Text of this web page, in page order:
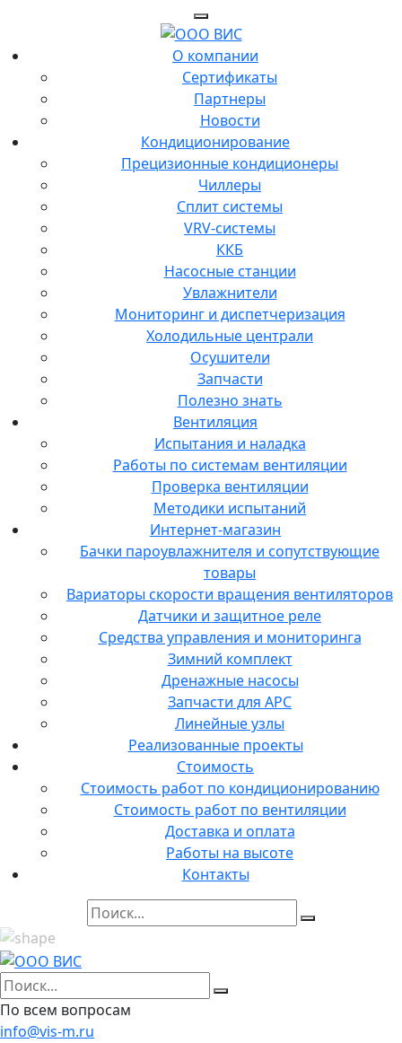
О компании
Сертификаты
Партнеры
Новости
Кондиционирование
Прецизионные кондиционеры
Чиллеры
Сплит системы
VRV-системы
ККБ
Насосные станции
Увлажнители
Мониторинг и диспетчеризация
Холодильные централи
Осушители
Запчасти
Полезно знать
Вентиляция
Испытания и наладка
Работы по системам вентиляции
Проверка вентиляции
Методики испытаний
Интернет-магазин
Бачки пароувлажнителя и сопутствующие
товары
Вариаторы скорости вращения вентиляторов
Датчики и защитное реле
Средства управления и мониторинга
Зимний комплект
Дренажные насосы
Запчасти для APC
Линейные узлы
Реализованные проекты
Стоимость
Стоимость работ по кондиционированию
Стоимость работ по вентиляции
Доставка и оплата
Работы на высоте
Контакты
По всем вопросам
info@vis-m.ru